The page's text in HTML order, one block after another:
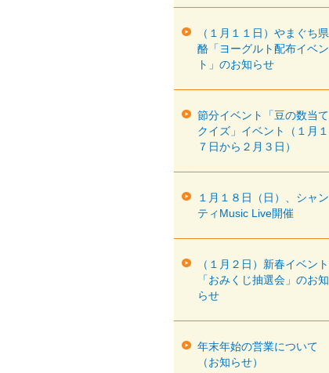
（１月１１日）やまぐち県
酪「ヨーグルト配布イベン
ト」のお知らせ
節分イベント「豆の数当て
クイズ」イベント（１月１
７日から２月３日）
１月１８日（日）、シャン
ティMusic Live開催
（１月２日）新春イベント
「おみくじ抽選会」のお知
らせ
年末年始の営業について
（お知らせ）